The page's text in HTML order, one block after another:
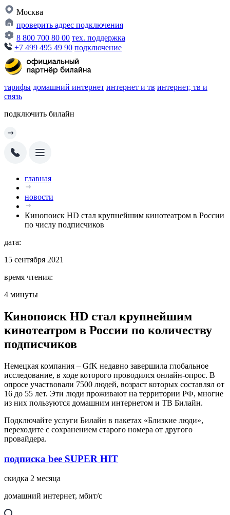
Москва
проверить адрес подключения
8 800 700 80 00 тех. поддержка
+7 499 495 49 90 подключение
тарифы домашний интернет интернет и тв интернет, тв и
связь
подключить билайн
главная
новости
Кинопоиск HD стал крупнейшим кинотеатром в России
по числу подписчиков
дата:
15 сентября 2021
время чтения:
4 минуты
Кинопоиск HD стал крупнейшим
кинотеатром в России по количеству
подписчиков
Немецкая компания – GfK недавно завершила глобальное
исследование, в ходе которого проводился онлайн-опрос. В
опросе участвовали 7500 людей, возраст которых составлял от
16 до 55 лет. Эти люди проживают на территории РФ, многие
из них пользуются домашним интернетом и ТВ Билайн.
Подключайте услуги Билайн в пакетах «Близкие люди»,
переходите с сохранением старого номера от другого
провайдера.
подписка bee SUPER HIT
скидка 2 месяца
домашний интернет, мбит/с